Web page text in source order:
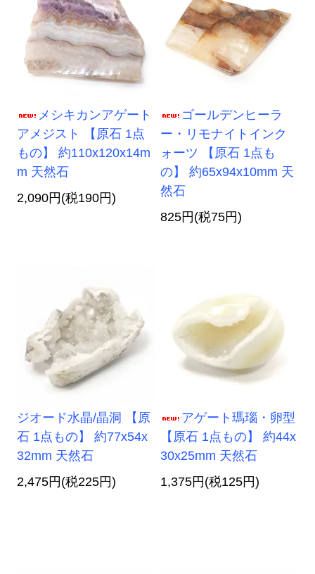
メシキカンアゲート
アメジスト 【原石 1点
もの】 約110x120x14m
m 天然石
2,090円(税190円)
ゴールデンヒーラ
ー・リモナイトインク
ォーツ 【原石 1点も
の】 約65x94x10mm 天
然石
825円(税75円)
ジオード水晶/晶洞 【原
石 1点もの】 約77x54x
32mm 天然石
2,475円(税225円)
アゲート瑪瑙・卵型
【原石 1点もの】 約44x
30x25mm 天然石
1,375円(税125円)